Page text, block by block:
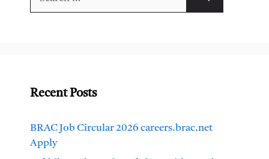
Recent Posts
BRAC Job Circular 2026 careers.brac.net
Apply